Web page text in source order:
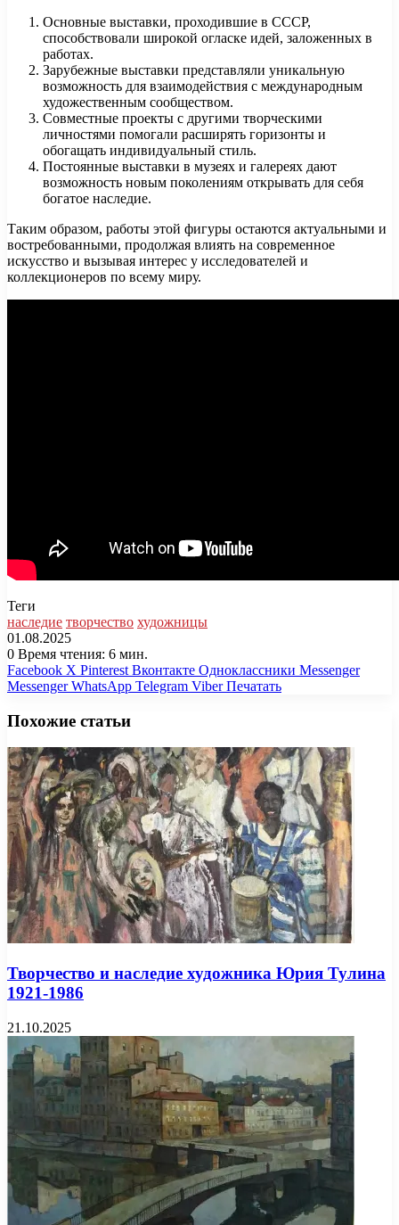
Основные выставки, проходившие в СССР,
способствовали широкой огласке идей, заложенных в
работах.
Зарубежные выставки представляли уникальную
возможность для взаимодействия с международным
художественным сообществом.
Совместные проекты с другими творческими
личностями помогали расширять горизонты и
обогащать индивидуальный стиль.
Постоянные выставки в музеях и галереях дают
возможность новым поколениям открывать для себя
богатое наследие.
Таким образом, работы этой фигуры остаются актуальными и
востребованными, продолжая влиять на современное
искусство и вызывая интерес у исследователей и
коллекционеров по всему миру.
Теги
наследие творчество художницы
01.08.2025
0 Время чтения: 6 мин.
Facebook X Pinterest Вконтакте Одноклассники Messenger
Messenger WhatsApp Telegram Viber Печатать
Похожие статьи
Творчество и наследие художника Юрия Тулина
1921-1986
21.10.2025